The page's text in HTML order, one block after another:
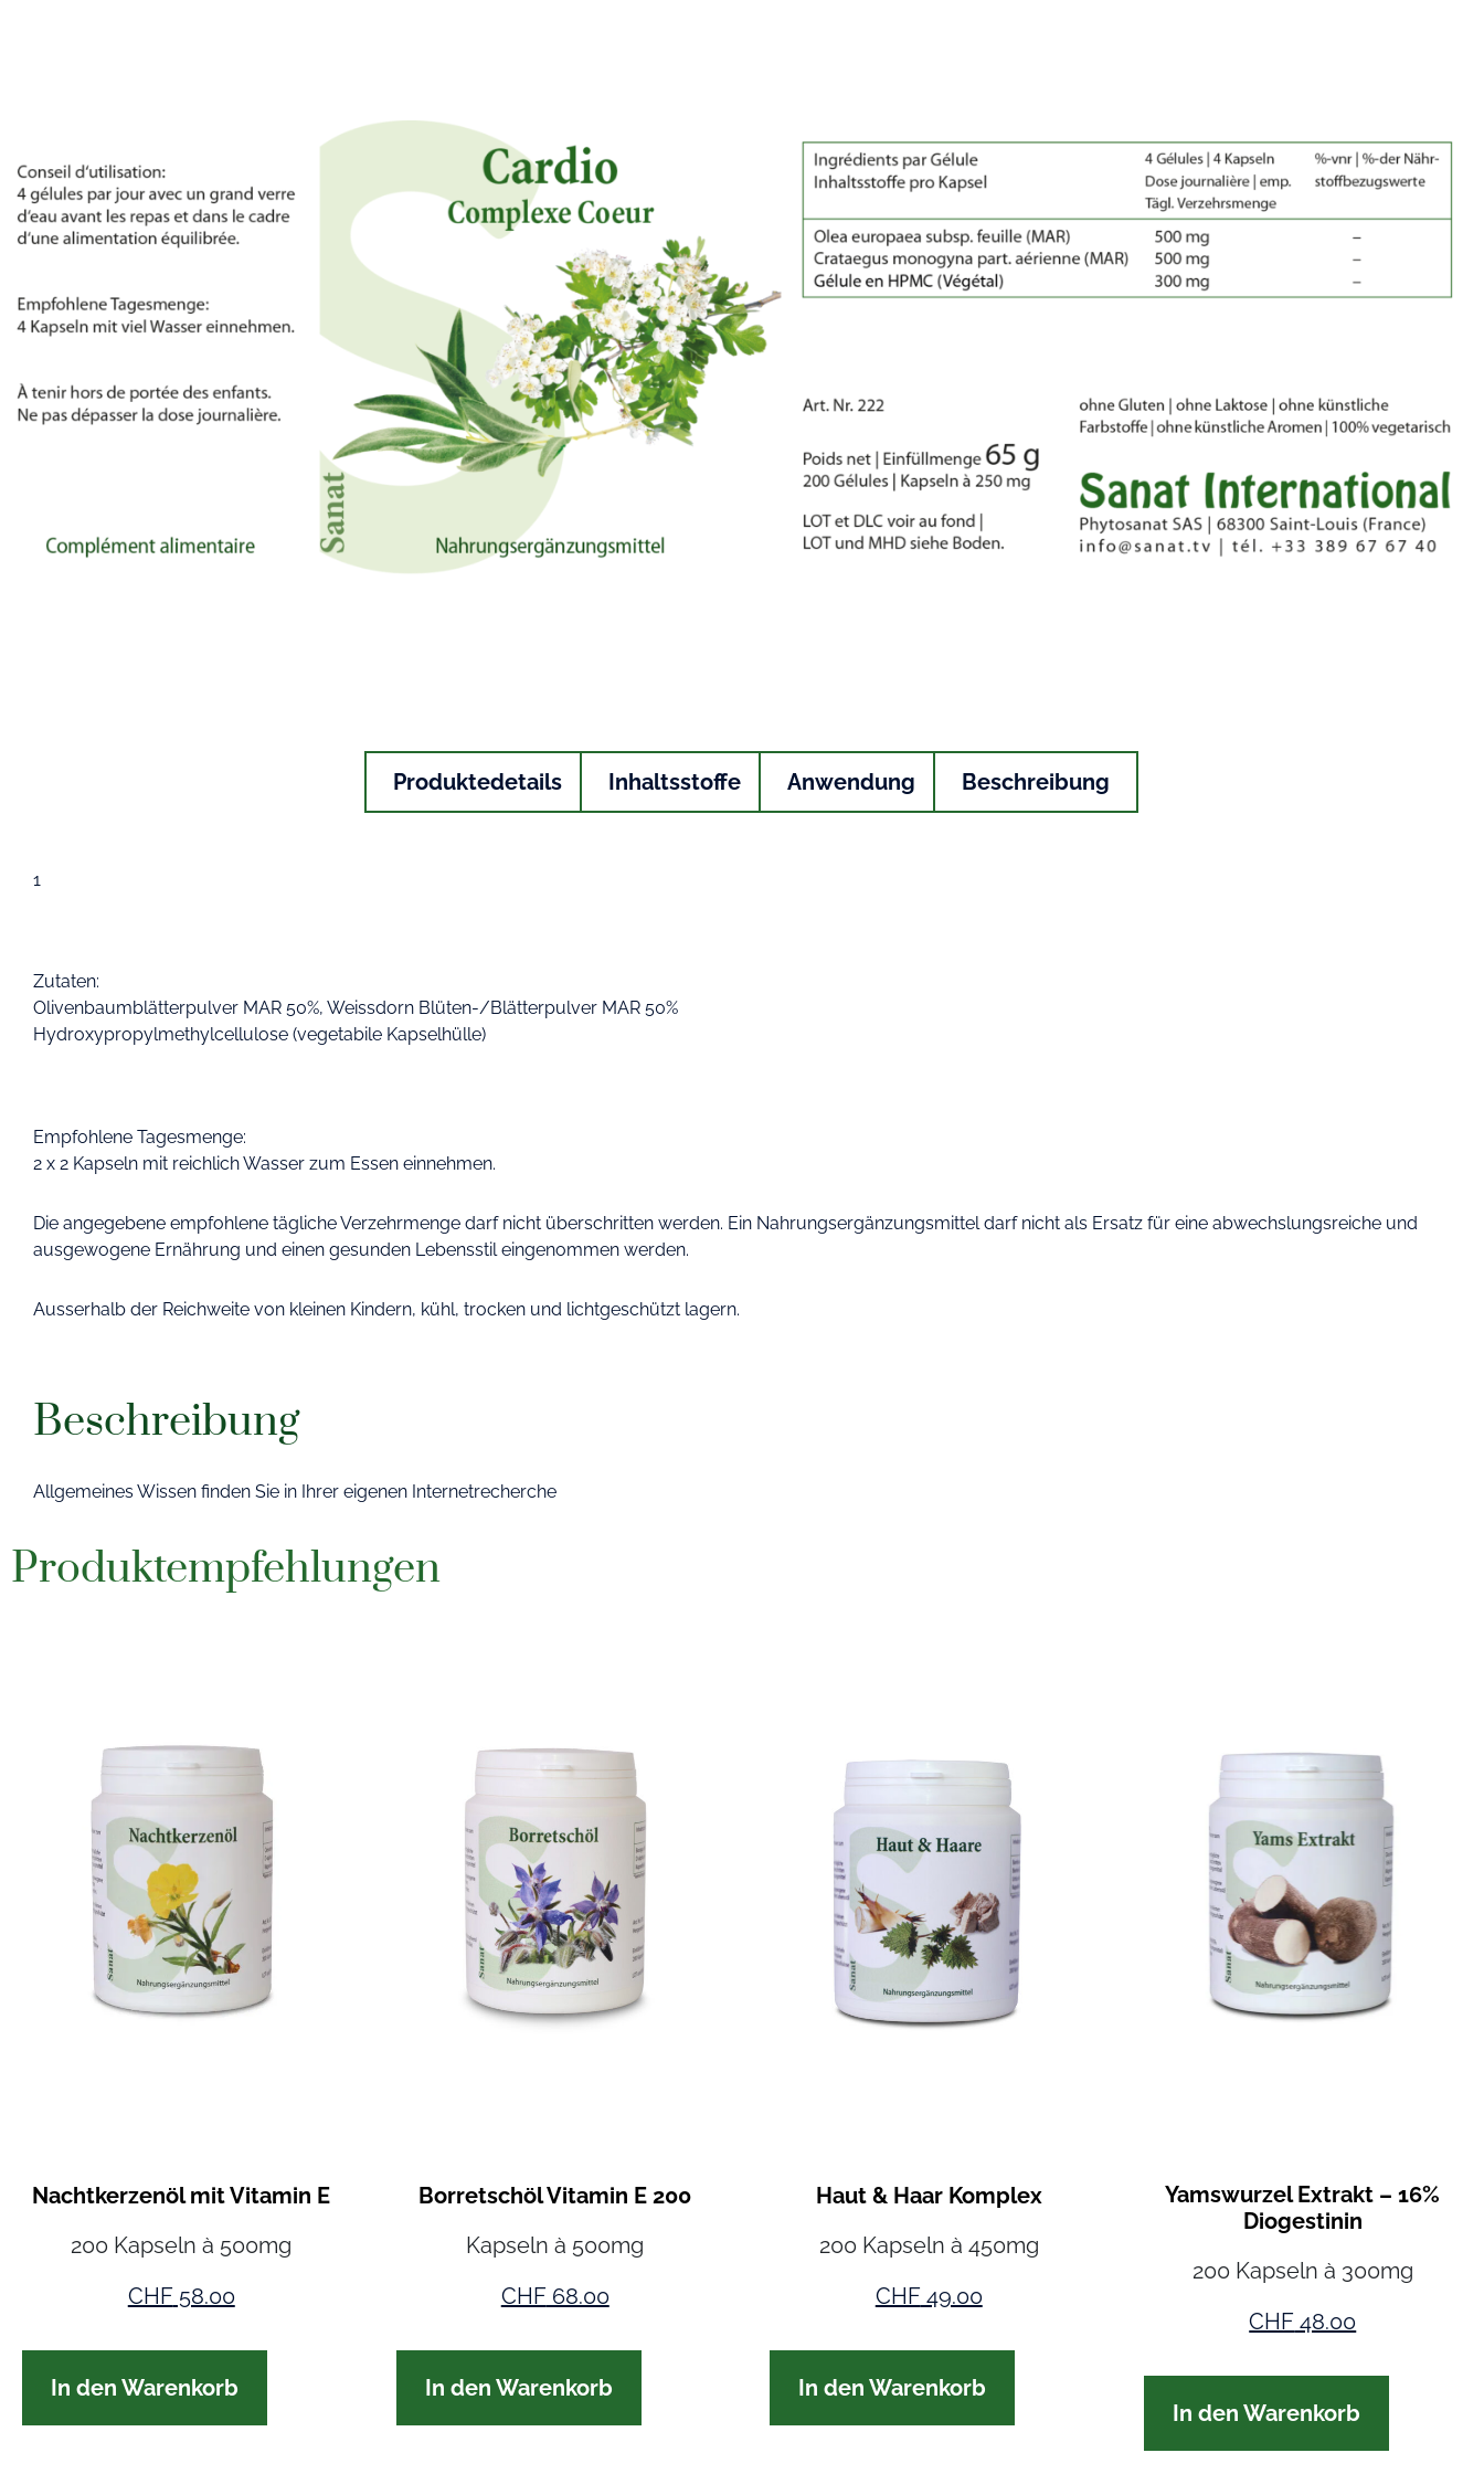
Produktedetails Inhaltsstoffe Anwendung Beschreibung
1
Zutaten:
Olivenbaumblätterpulver MAR 50%, Weissdorn Blüten-/Blätterpulver MAR 50%
Hydroxypropylmethylcellulose (vegetabile Kapselhülle)
Empfohlene Tagesmenge:
2 x 2 Kapseln mit reichlich Wasser zum Essen einnehmen.
Die angegebene empfohlene tägliche Verzehrmenge darf nicht überschritten werden. Ein Nahrungsergänzungsmittel darf nicht als Ersatz für eine abwechslungsreiche und
ausgewogene Ernährung und einen gesunden Lebensstil eingenommen werden.
Ausserhalb der Reichweite von kleinen Kindern, kühl, trocken und lichtgeschützt lagern.
Beschreibung
Allgemeines Wissen finden Sie in Ihrer eigenen Internetrecherche
Produktempfehlungen
Nachtkerzenöl mit Vitamin E
200 Kapseln à 500mg
CHF58.00
In den Warenkorb
Borretschöl Vitamin E 200
Kapseln à 500mg
CHF68.00
In den Warenkorb
Haut & Haar Komplex
200 Kapseln à 450mg
CHF49.00
In den Warenkorb
Yamswurzel Extrakt – 16%
Diogestinin
200 Kapseln à 300mg
CHF 48.00
In den Warenkorb